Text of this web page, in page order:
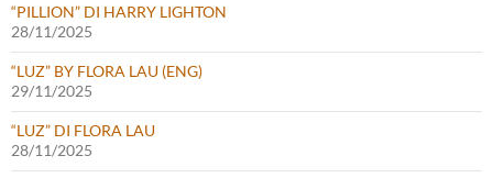
“PILLION” DI HARRY LIGHTON
28/11/2025
“LUZ” BY FLORA LAU (ENG)
29/11/2025
“LUZ” DI FLORA LAU
28/11/2025